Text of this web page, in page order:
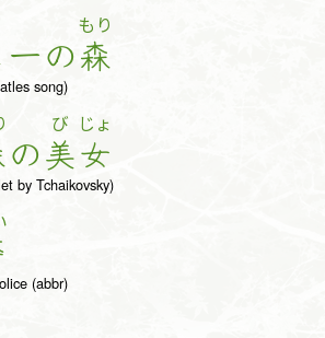
ーの
もり
森
song)
の
び
美
じょ
女
by Tchaikovsky)
(abbr)